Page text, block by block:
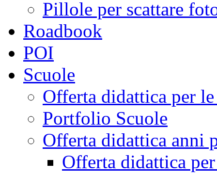
Pillole per scattare
Roadbook
POI
Scuole
Offerta didattica per
Portfolio Scuole
Offerta didattica anni
Offerta didattica